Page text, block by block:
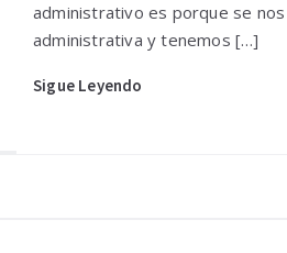
administrativo es porque se
administrativa y tenemos […]
Sigue Leyendo